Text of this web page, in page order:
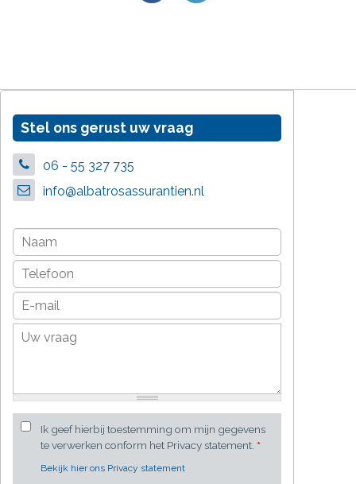
Stel ons gerust uw vraag
06 - 55 327 735
info@albatrosassurantien.nl
Ik geef hierbij toestemming om mijn gegevens
te verwerken conform het Privacy statement. *
Bekijk hier ons Privacy statement